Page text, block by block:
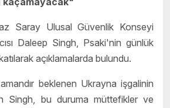
Saray Ulusal Güvenlik Konseyi
Daleep Singh, Psaki'nin günlük
açıklamalarda bulundu.
beklenen Ukrayna işgalinin
Singh, bu duruma müttefikler ve